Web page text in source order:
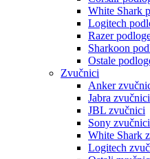
White Shark
Logitech
Razer
Sharkoon
Ostale
Zvučnici
Anker
Jabra zvučnici
JBL zvučnici
Sony zvučnici
White Shark
Logitech